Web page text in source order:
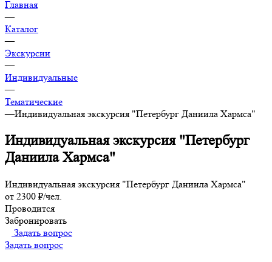
Главная
—
Каталог
—
Экскурсии
—
Индивидуальные
—
Тематические
—Индивидуальная экскурсия "Петербург Даниила Хармса"
Индивидуальная экскурсия "Петербург
Даниила Хармса"
Индивидуальная экскурсия "Петербург Даниила Хармса"
от 2300 ₽/чел.
Проводится
Забронировать
Задать вопрос
Задать вопрос